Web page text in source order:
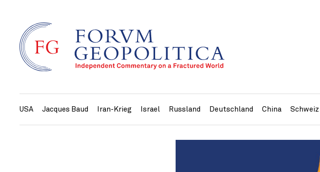
USA Jacques Baud Iran-Krieg Israel Russland Deutschland China Schweiz